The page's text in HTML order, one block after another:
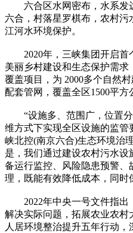
六合区水网密布，水系发
六合，村落星罗棋布，农村污
江河水环境保护。
2020年，三峡集团开启首
美丽乡村建设和生态保护需
覆盖项目，为 2000多个自然
配套管网，覆盖全区1500平方
“设施多、范围广，位置分
维方式下实现全区设施的监管
峡北控(南京六合)生态环境治
是，我们通过建设农村污水
备运行监控、风险隐患预警
理，既能有效降低成本，同时
2022年中央一号文件指出
解决实际问题，拓展农业农
人居环境整治提升五年行动